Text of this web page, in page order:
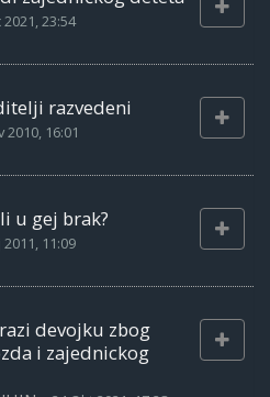
23:54
razvedeni
2010, 16:01
u gej brak?
11:09
devojku zbog
i zajednickog